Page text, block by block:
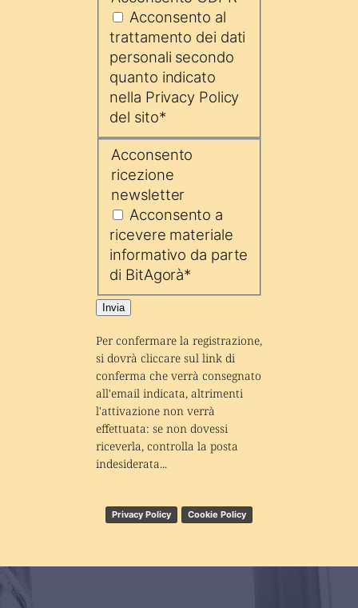
Acconsento al
trattamento dei dati
personali secondo
quanto indicato
nella Privacy Policy
del sito*
Acconsento
ricezione
newsletter
Acconsento a
ricevere materiale
informativo da parte
di BitAgorà*
Invia
Per confermare la registrazione,
si dovrà cliccare sul link di
conferma che verrà consegnato
all'email indicata, altrimenti
l'attivazione non verrà
effettuata: se non dovessi
riceverla, controlla la posta
indesiderata...
Privacy Policy Cookie Policy